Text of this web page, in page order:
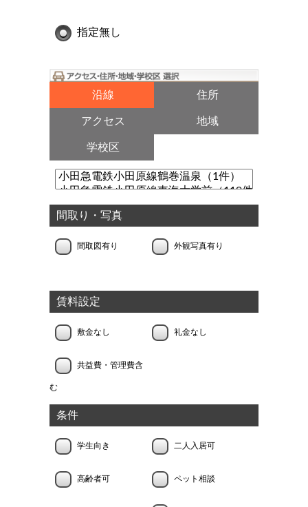
指定無し
沿線 住所
アクセス 地域
学校区
間取り・写真
間取図有り 外観写真有り
賃料設定
敷金なし 礼金なし
共益費・管理費含
む
条件
学生向き 二人入居可
高齢者可 ペット相談